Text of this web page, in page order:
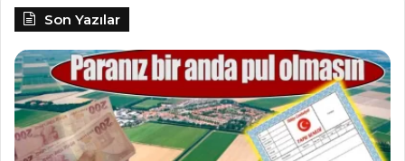
Son Yazılar